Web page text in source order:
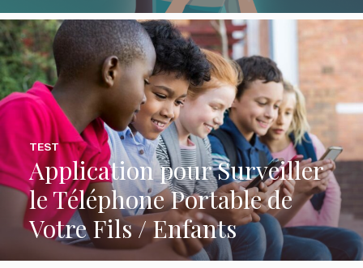
Application pour Surveiller
le Téléphone Portable de
Votre Fils / Enfants
TEST